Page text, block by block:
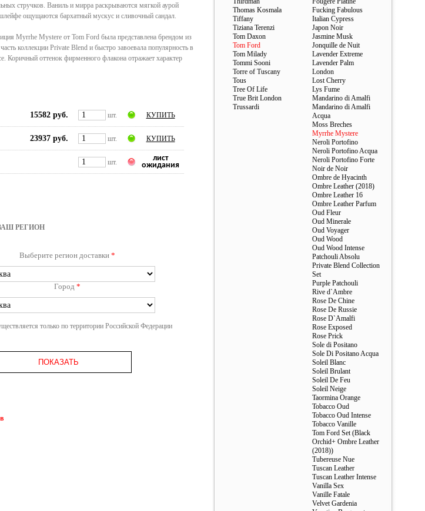
стручков. Ваниль и мирра раскрываются мягкой аурой
ощущаются бархатный мускус и сливочный сандал.
Myrrhe Mystere от Tom Ford была представлена брендом из
коллекции Private Blend и быстро завоевала популярность в
Коричный оттенок фирменного флакона отражает характер
15582 руб. шт. КУПИТЬ
23937 руб. шт. КУПИТЬ
шт.
лист
ожидания
РЕГИОН
Выберите регион доставки *
Город *
только по территории Российской Федерации
ПОКАЗАТЬ
Thomas Kosmala
Tiffany
Tiziana Terenzi
Tom Daxon
Tom Ford
Tom Milady
Tommi Sooni
Torre of Tuscany
Tous
Tree Of Life
True Brit London
Trussardi
Fucking Fabulous
Italian Cypress
Japon Noir
Jasmine Musk
Jonquille de Nuit
Lavender Extreme
Lavender Palm
London
Lost Cherry
Lys Fume
Mandarino di Amalfi
Mandarino di Amalfi
Acqua
Moss Breches
Myrrhe Mystere
Neroli Portofino
Neroli Portofino Acqua
Neroli Portofino Forte
Noir de Noir
Ombre de Hyacinth
Ombre Leather (2018)
Ombre Leather 16
Ombre Leather Parfum
Oud Fleur
Oud Minerale
Oud Voyager
Oud Wood
Oud Wood Intense
Patchouli Absolu
Private Blend Collection
Set
Purple Patchouli
Rive d`Ambre
Rose De Chine
Rose De Russie
Rose D`Amalfi
Rose Exposed
Rose Prick
Sole di Positano
Sole Di Positano Acqua
Soleil Blanc
Soleil Brulant
Soleil De Feu
Soleil Neige
Taormina Orange
Tobacco Oud
Tobacco Oud Intense
Tobacco Vanille
Tom Ford Set (Black
Orchid+ Ombre Leather
(2018))
Tubereuse Nue
Tuscan Leather
Tuscan Leather Intense
Vanilla Sex
Vanille Fatale
Velvet Gardenia